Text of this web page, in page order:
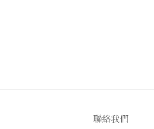
聯絡我們